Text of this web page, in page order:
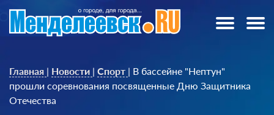
Главная | Новости | Спорт | В бассейне "Нептун"
прошли соревнования посвященные Дню Защитника
Отечества